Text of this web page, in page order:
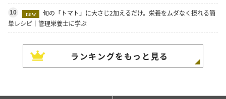
10 new
旬の「トマト」に大さじ2加えるだけ。栄養をムダなく摂れる簡
単レシピ｜管理栄養士に学ぶ
ランキングをもっと見る